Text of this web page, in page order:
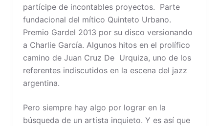
partícipe de incontables proyectos. Parte
fundacional del mítico Quinteto Urbano.
Premio Gardel 2013 por su disco versionando
a Charlie García. Algunos hitos en el prolífico
camino de Juan Cruz De Urquiza, uno de los
referentes indiscutidos en la escena del jazz
argentina.
Pero siempre hay algo por lograr en la
búsqueda de un artista inquieto. Y es así que